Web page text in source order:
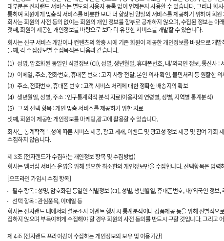
대부분은 전자랜드 서비스는 별도의 사용자 등록 없이 언제든지 사용할 수 있습니다. 그러나
통하여 회원에게 맞춤식 서비스를 비롯한 보다 더 향상된 양질의 서비스를 제공하기 위하여 회
회사는 회원의 사전 동의 없이는 회원의 개인 정보를 함부로 공개하지 않으며, 수집된 정보는 아
첫째, 회원이 제공한 개인정보를 바탕으로 보다 더 유용한 서비스를 개발할 수 있습니다.
회사는 신규 서비스 개발이나 컨텐츠의 확충 시에 기존 회원이 제공한 개인정보를 바탕으로 개
둘째, 각 수집정보별 수집목적은 다음과 같습니다.
(1) 성명, 암호화된 동일인 식별정보 (CI), 성별, 생년월일, 휴대폰번호, 내/외국인 정보, 통신사 :
(2) 이메일, 주소, 전화번호, 휴대폰 번호 : 고지 사항 전달, 본인 의사 확인, 불만처리 등 원할한
(3) 주소, 전화번호, 휴대폰 번호 : 고객 서비스 처리에 대한 정확한 배송지의 확보
(4) 생년월일, 성별, 주소 : 인구통계학적 분석 자료(이용자의 연령별, 성별, 지역별 통계분석)
(5) 그 외 선택 항목 : 개인 맞춤 서비스를 제공하기 위한 자료
셋째, 회원이 제공한 개인정보를 마케팅,광고에 활용할 수 있습니다.
회사는 통계학적 특성에 따른 서비스 제공, 광고 게재, 이벤트 및 광고성 정보 제공 및 참여 기
수집하지 않습니다.
제 3조 (전자랜드가 수집하는 개인정보 항목 및 수집방법)
회사는 멤버십 서비스 운영을 위해 필요한 최소한의 개인정보만을 수집합니다. 선택항목은 입
[오프라인 가입시 수집 항목]
필수 항목 : 성명, 암호화된 동일인 식별정보 (CI), 성별, 생년월일, 휴대폰번호, 내/외국인 정보,
선택 항목 : 관심품목, 이메일 등
회사는 전자랜드 내에서의 설문조사 이벤트 행사시 통계분석이나 경품제공 등을 위해 선별적
집하지 않으며 부득이하게 수집해야 할 경우 회원의 사전 동의를 반드시 구할 것입니다. 그리
제 4조 (전자랜드 프라이킹이 수집하는 개인정보의 보유 및 이용기간)